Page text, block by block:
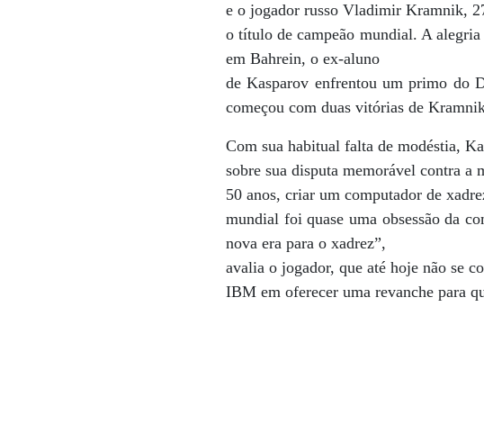
e o jogador russo Vladimir Kramnik,
o título de campeão mundial. A
em Bahrein, o ex-aluno
de Kasparov enfrentou um primo do
começou com duas vitórias de
Com sua habitual falta de modéstia,
sobre sua disputa memorável contra a
50 anos, criar um computador de
mundial foi quase uma obsessão da
nova era para o xadrez”,
avalia o jogador, que até hoje não se
IBM em oferecer uma revanche para